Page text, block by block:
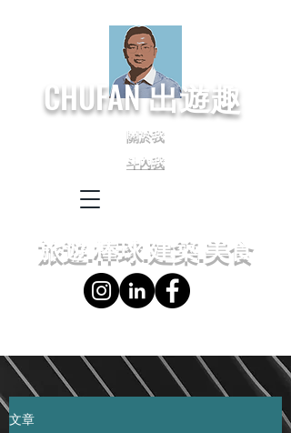
CHUFAN出遊趣
關於我
斗內我
旅遊.棒球.建築.美食
文章